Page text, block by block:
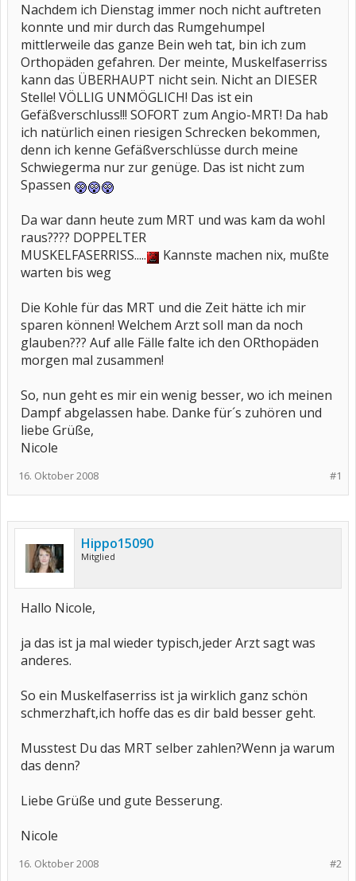
Nachdem ich Dienstag immer noch nicht auftreten
konnte und mir durch das Rumgehumpel
mittlerweile das ganze Bein weh tat, bin ich zum
Orthopäden gefahren. Der meinte, Muskelfaserriss
kann das ÜBERHAUPT nicht sein. Nicht an DIESER
Stelle! VÖLLIG UNMÖGLICH! Das ist ein
Gefäßverschluss!!! SOFORT zum Angio-MRT! Da hab
ich natürlich einen riesigen Schrecken bekommen,
denn ich kenne Gefäßverschlüsse durch meine
Schwiegerma nur zur genüge. Das ist nicht zum
Spassen
Da war dann heute zum MRT und was kam da wohl
raus???? DOPPELTER
MUSKELFASERRISS.....
Kannste machen nix, mußte
warten bis weg
Die Kohle für das MRT und die Zeit hätte ich mir
sparen können! Welchem Arzt soll man da noch
glauben??? Auf alle Fälle falte ich den ORthopäden
morgen mal zusammen!
So, nun geht es mir ein wenig besser, wo ich meinen
Dampf abgelassen habe. Danke für´s zuhören und
liebe Grüße,
Nicole
#1
16. Oktober 2008
Hippo15090
Mitglied
Hallo Nicole,
ja das ist ja mal wieder typisch,jeder Arzt sagt was
anderes.
So ein Muskelfaserriss ist ja wirklich ganz schön
schmerzhaft,ich hoffe das es dir bald besser geht.
Musstest Du das MRT selber zahlen?Wenn ja warum
das denn?
Liebe Grüße und gute Besserung.
Nicole
#2
16. Oktober 2008